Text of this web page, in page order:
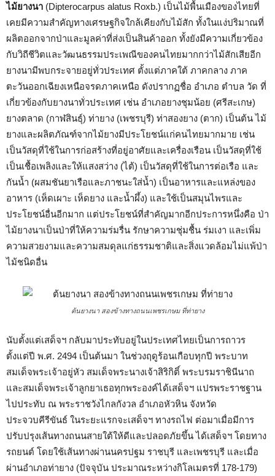
ไม้ยางนา (Dipterocarpus alatus Roxb.) เป็นไม้พื้นเมืองของไทยที่
เคยมีความสำคัญทางเศรษฐกิจใกล้เคียงกับไม้สัก ทั้งในแง่ปริมาณที่
ผลิตออกจากป่าและมูลค่าที่ส่งเป็นสินค้าออก ทั้งยังมีความเกี่ยวข้อง
กับวิถีชีวิตและวัฒนธรรมประเพณีของคนไทยมากกว่าไม้สักเสียอีก
ยางนามีพบกระจายอยู่ทั่วประเทศ ตั้งแต่ภาคใต้ ภาคกลาง ภาค
ตะวันออกเฉียงเหนือจรดภาคเหนือ ดังปรากฏชื่อ อำเภอ ตำบล วัด ที่
เกี่ยวข้องกับยางนาทั่วประเทศ เช่น อำเภอยางชุมน้อย (ศรีสะเกษ)
ยางตลาด (กาฬสินธุ์) ท่ายาง (เพชรบุรี) ท่าสองยาง (ตาก) เป็นต้น ไม้
ยางและผลิตภัณฑ์จากไม้ยางมีประโยชน์แก่คนไทยมากมาย เช่น
เป็นวัสดุที่ใช้ในการก่อสร้างที่อยู่อาศัยและเครื่องเรือน เป็นวัสดุที่ใช้
เป็นเชื้อเพลิงและให้แสงสว่าง (ไต้) เป็นวัสดุที่ใช้ในการต่อเรือ และ
กันน้ำ (ผสมชันยาเรือและภาชนะใส่น้ำ) เป็นอาหารและแหล่งของ
อาหาร (เห็ดเผาะ เห็ดยาง และน้ำผึ้ง) และใช้เป็นสมุนไพรและ
ประโยชน์อื่นอีกมาก แต่ประโยชน์ที่สำคัญมากอีกประการหนึ่งคือ ป่า
ไม้ยางนาเป็นป่าที่ให้ความร่มรื่น รักษาความชุ่มชื้น ร่มเงา และเพิ่ม
ความสวยงามและความสมดุลแก่ธรรมชาติและสิ่งแวดล้อมไม่แพ้ป่า
ไม้ชนิดอื่น
ต้นยางนา สองข้างทางถนนเพชรเกษม ที่ท่ายาง
นับตั้งแต่เสด็จฯ กลับมาประทับอยู่ในประเทศไทยเป็นการถาวร
ตั้งแต่ปี พ.ศ. 2494 เป็นต้นมา ในช่วงฤดูร้อนเกือบทุกปี พระบาท
สมเด็จพระเจ้าอยู่หัว สมเด็จพระนางเจ้าสิริกิติ์ พระบรมราชินีนาถ
และสมเด็จพระเจ้าลูกยาเธอทุกพระองค์ได้เสด็จฯ แปรพระราชฐาน
ไปประทับ ณ พระราชวังไกลกังวล อำเภอหัวหิน จังหวัด
ประจวบคีรีขันธ์ ในระยะแรกจะเสด็จฯ ทางรถไฟ ต่อมาเมื่อมีการ
ปรับปรุงเส้นทางถนนสายใต้ให้ดีและปลอดภัยขึ้น ได้เสด็จฯ โดยทาง
รถยนต์ โดยใช้เส้นทางผ่านนครปฐม ราชบุรี และเพชรบุรี และเมื่อ
ผ่านอำเภอท่ายาง (ปัจจุบัน ประมาณระหว่างกิโลเมตรที่ 178-179)